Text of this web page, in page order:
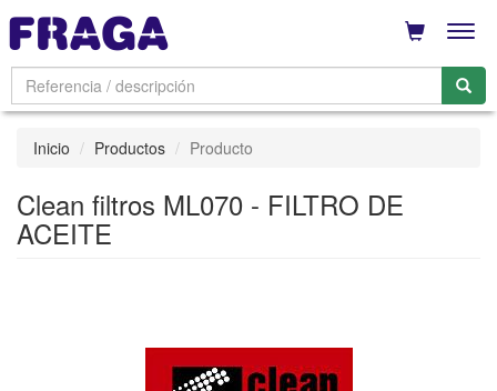
Inicio Productos Producto
Clean filtros ML070 - FILTRO DE
ACEITE